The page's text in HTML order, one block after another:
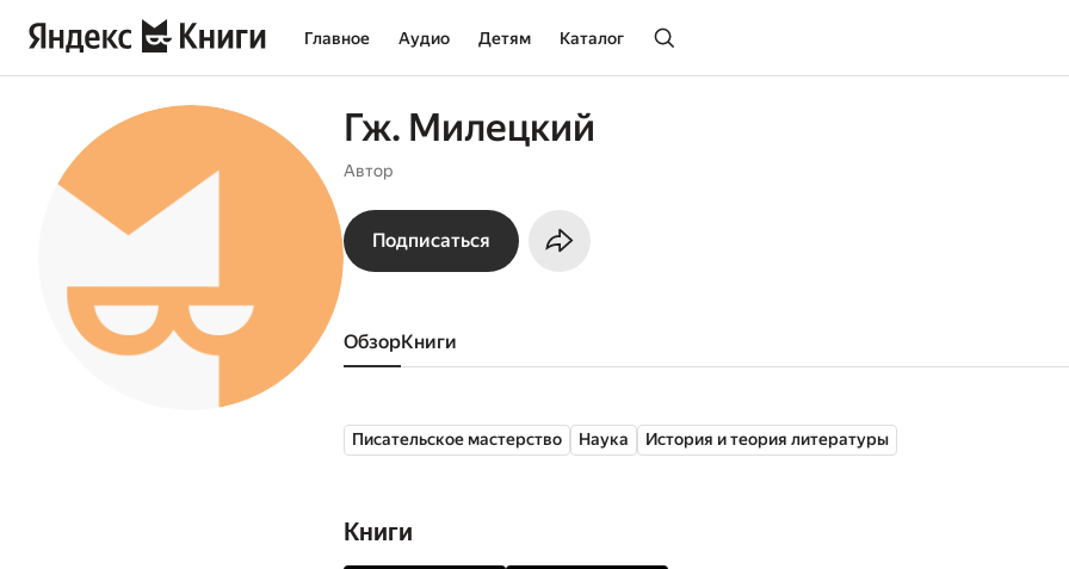
Главное Аудио Детям Каталог
Гж. Милецкий
Автор
Подписаться
Обзор книги
Писательское мастерство Наука История и теория литературы
Книги